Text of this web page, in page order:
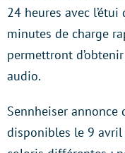
24 heures avec
minutes de charge
permettront
audio.
Sennheiser annonce
disponibles le 9